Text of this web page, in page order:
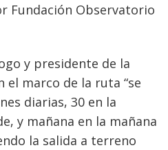
Fundación Observatorio
y presidente de la
el marco de la ruta “se
diarias, 30 en la
y mañana en la mañana
la salida a terreno